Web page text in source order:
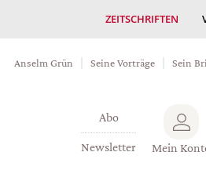
ZEITSCHRIFTEN
Anselm Grün Seine Vorträge Sein
Abo
Newsletter Mein